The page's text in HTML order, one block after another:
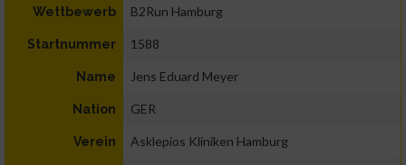
Wettbewerb B2Run Hamburg
Startnummer 1588
Name Jens Eduard Meyer
Nation GER
Verein Asklepios Kliniken Hamburg